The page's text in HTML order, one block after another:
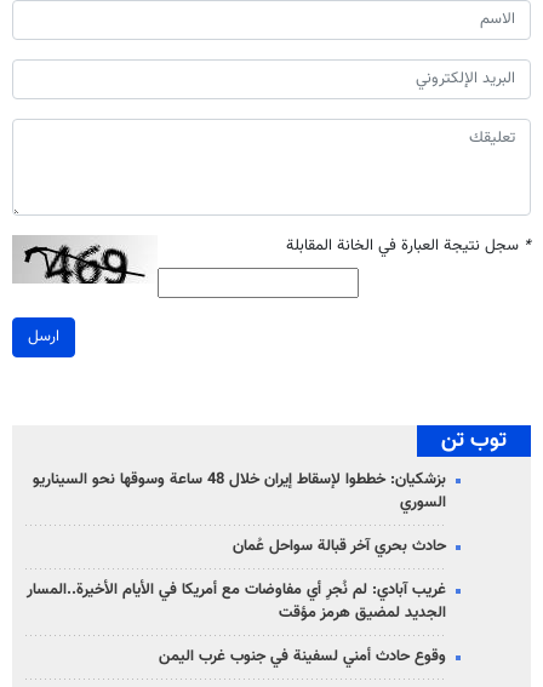
* سجل نتيجة العبارة في الخانة المقابلة
ارسل
توب تن
بزشكيان: خططوا لإسقاط إيران خلال 48 ساعة وسوقها نحو السيناريو
السوري
حادث بحري آخر قبالة سواحل عُمان
غريب آبادي: لم نُجرِ أي مفاوضات مع أمريكا في الأيام الأخيرة..المسار
الجديد لمضيق هرمز مؤقت
وقوع حادث أمني لسفينة في جنوب غرب اليمن